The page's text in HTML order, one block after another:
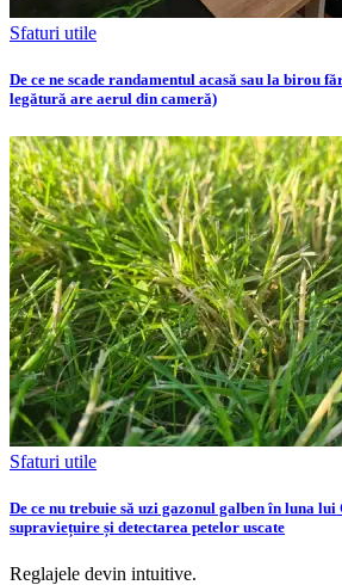
Sfaturi utile
De ce ne scade randamentul acasă sau la birou
legătură are aerul din cameră)
Sfaturi utile
De ce nu trebuie să uzi gazonul galben în luna
supraviețuire și detectarea petelor uscate
Reglajele devin intuitive.